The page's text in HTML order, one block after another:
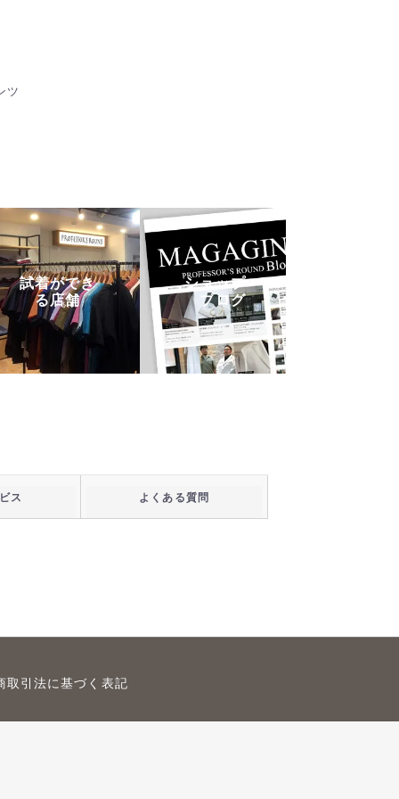
ツ
試着ができ
る店舗
ショップ・
ブログ
ス よくある質問
取引法に基づく表記